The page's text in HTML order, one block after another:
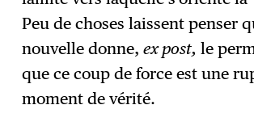
Peu de choses laissent penser
nouvelle donne,ex post, le
que ce coup de force est une
moment de vérité.